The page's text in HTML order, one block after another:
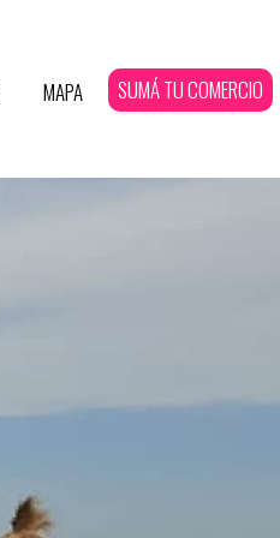
MAPA SUMÁ TU COMERCIO